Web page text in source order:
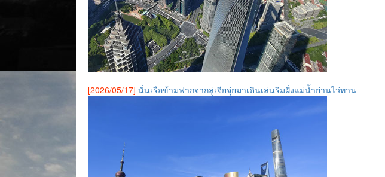
[2026/05/17] นั่นเรือข้ามฟากจากลู่เจียจุ่ยมาเดินเล่นริมฝั่งแม่น้ำย่านไว่ทาน